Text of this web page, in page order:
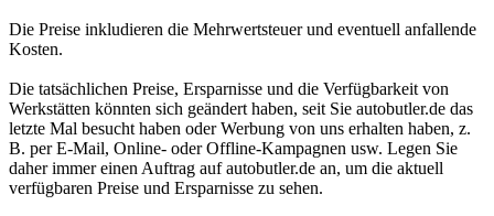
Die Preise inkludieren die Mehrwertsteuer und eventuell anfallende
Kosten.
Die tatsächlichen Preise, Ersparnisse und die Verfügbarkeit von
Werkstätten könnten sich geändert haben, seit Sie autobutler.de das
letzte Mal besucht haben oder Werbung von uns erhalten haben, z.
B. per E-Mail, Online- oder Offline-Kampagnen usw. Legen Sie
daher immer einen Auftrag auf autobutler.de an, um die aktuell
verfügbaren Preise und Ersparnisse zu sehen.